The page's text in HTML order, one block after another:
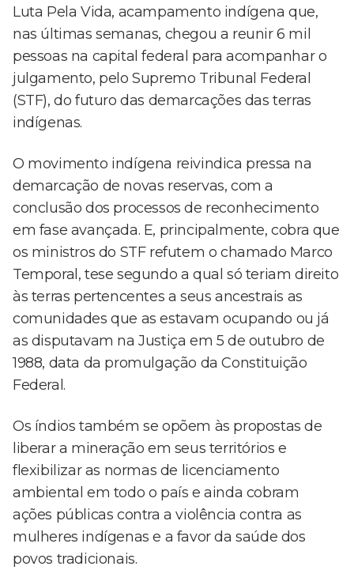
Luta Pela Vida, acampamento indígena que,
nas últimas semanas, chegou a reunir 6 mil
pessoas na capital federal para acompanhar o
julgamento, pelo Supremo Tribunal Federal
(STF), do futuro das demarcações das terras
indígenas.
O movimento indígena reivindica pressa na
demarcação de novas reservas, com a
conclusão dos processos de reconhecimento
em fase avançada. E, principalmente, cobra que
os ministros do STF refutem o chamado Marco
Temporal, tese segundo a qual só teriam direito
às terras pertencentes a seus ancestrais as
comunidades que as estavam ocupando ou já
as disputavam na Justiça em 5 de outubro de
1988, data da promulgação da Constituição
Federal.
Os índios também se opõem às propostas de
liberar a mineração em seus territórios e
flexibilizar as normas de licenciamento
ambiental em todo o país e ainda cobram
ações públicas contra a violência contra as
mulheres indígenas e a favor da saúde dos
povos tradicionais.